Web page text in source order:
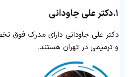
۱. دکتر علی جاودانی
دکتر علی جاودانی دارای مدرک فوق
و ترمیمی در تهران هستند.